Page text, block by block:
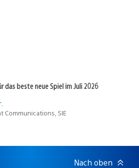
das beste neue Spiel im Juli 2026
Communications, SIE
Nach oben